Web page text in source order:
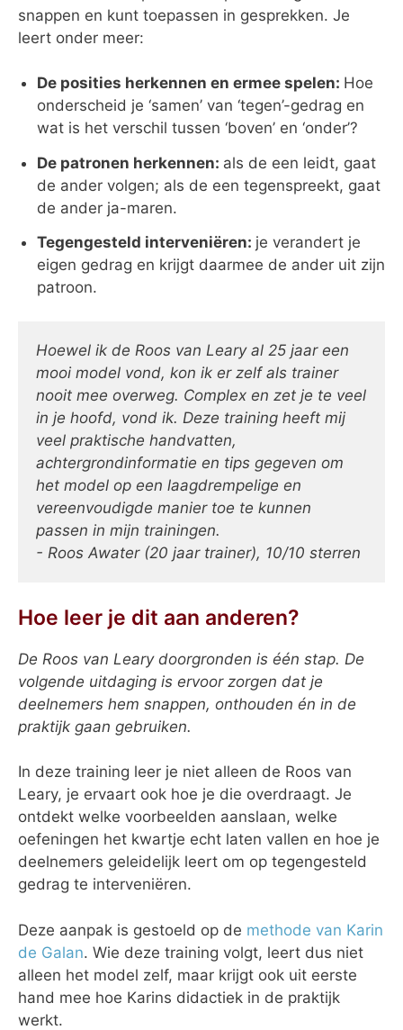
snappen en kunt toepassen in gesprekken. Je
leert onder meer:
De posities herkennen en ermee spelen: Hoe
onderscheid je ‘samen’ van ‘tegen’-gedrag en
wat is het verschil tussen ‘boven’ en ‘onder’?
De patronen herkennen: als de een leidt, gaat
de ander volgen; als de een tegenspreekt, gaat
de ander ja-maren.
Tegengesteld interveniëren: je verandert je
eigen gedrag en krijgt daarmee de ander uit zijn
patroon.
Hoewel ik de Roos van Leary al 25 jaar een
mooi model vond, kon ik er zelf als trainer
nooit mee overweg. Complex en zet je te veel
in je hoofd, vond ik. Deze training heeft mij
veel praktische handvatten,
achtergrondinformatie en tips gegeven om
het model op een laagdrempelige en
vereenvoudigde manier toe te kunnen
passen in mijn trainingen.
- Roos Awater (20 jaar trainer), 10/10 sterren
Hoe leer je dit aan anderen?
De Roos van Leary doorgronden is één stap. De
volgende uitdaging is ervoor zorgen dat je
deelnemers hem snappen, onthouden én in de
praktijk gaan gebruiken.
In deze training leer je niet alleen de Roos van
Leary, je ervaart ook hoe je die overdraagt. Je
ontdekt welke voorbeelden aanslaan, welke
oefeningen het kwartje echt laten vallen en hoe je
deelnemers geleidelijk leert om op tegengesteld
gedrag te interveniëren.
Deze aanpak is gestoeld op de methode van Karin
de Galan. Wie deze training volgt, leert dus niet
alleen het model zelf, maar krijgt ook uit eerste
hand mee hoe Karins didactiek in de praktijk
werkt.